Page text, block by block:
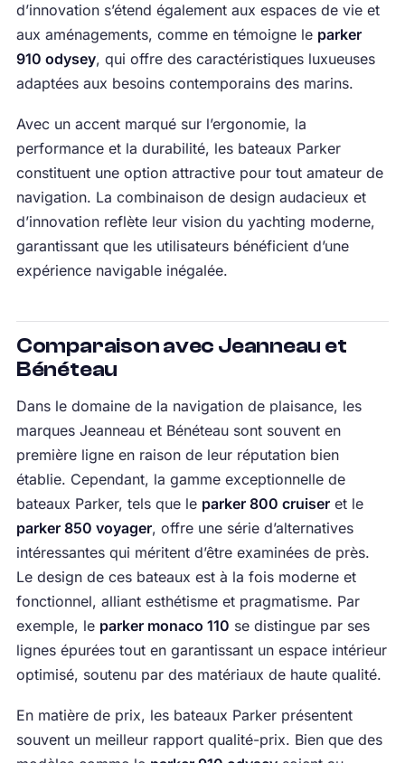
d’innovation s’étend également aux espaces de vie et
aux aménagements, comme en témoigne le parker
910 odysey, qui offre des caractéristiques luxueuses
adaptées aux besoins contemporains des marins.
Avec un accent marqué sur l’ergonomie, la
performance et la durabilité, les bateaux Parker
constituent une option attractive pour tout amateur de
navigation. La combinaison de design audacieux et
d’innovation reflète leur vision du yachting moderne,
garantissant que les utilisateurs bénéficient d’une
expérience navigable inégalée.
Comparaison avec Jeanneau et
Bénéteau
Dans le domaine de la navigation de plaisance, les
marques Jeanneau et Bénéteau sont souvent en
première ligne en raison de leur réputation bien
établie. Cependant, la gamme exceptionnelle de
bateaux Parker, tels que le parker 800 cruiseret le
parker 850 voyager, offre une série d’alternatives
intéressantes qui méritent d’être examinées de près.
Le design de ces bateaux est à la fois moderne et
fonctionnel, alliant esthétisme et pragmatisme. Par
exemple, le parker monaco 110 se distingue par ses
lignes épurées tout en garantissant un espace intérieur
optimisé, soutenu par des matériaux de haute qualité.
En matière de prix, les bateaux Parker présentent
souvent un meilleur rapport qualité-prix. Bien que des